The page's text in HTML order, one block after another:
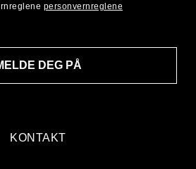
KONTAKT
DEG PÅ
personvernreglene